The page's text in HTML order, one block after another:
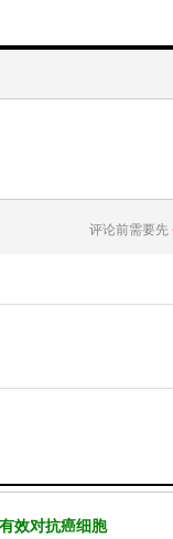
评论前需要先
效对抗癌细胞